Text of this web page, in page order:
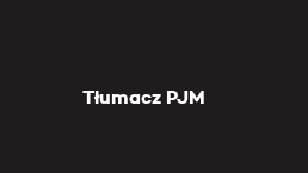
Tłumacz PJM